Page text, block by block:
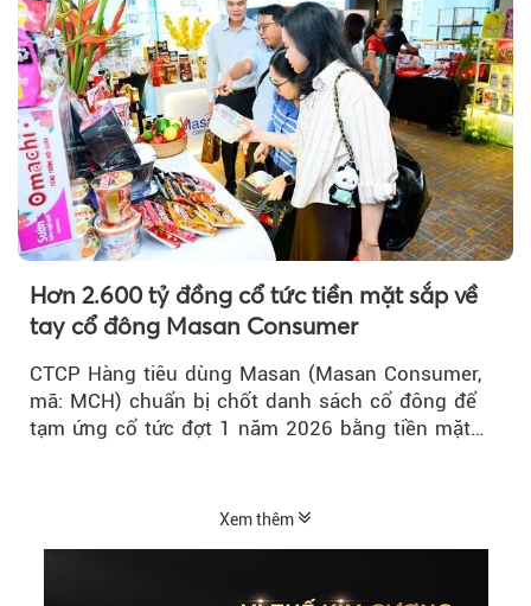
Hơn 2.600 tỷ đồng cổ tức tiền mặt sắp về
tay cổ đông Masan Consumer
CTCP Hàng tiêu dùng Masan (Masan Consumer,
mã: MCH) chuẩn bị chốt danh sách cổ đông để
tạm ứng cổ tức đợt 1 năm 2026 bằng tiền mặt
Xem thêm